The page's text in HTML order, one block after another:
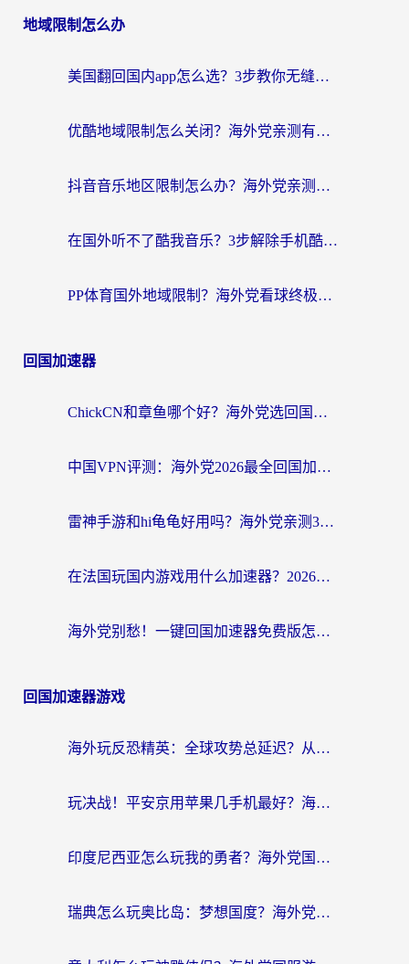
地域限制怎么办
美国翻回国内app怎么选？3步教你无缝刷剧、登12123、访问国内网站
优酷地域限制怎么关闭？海外党亲测有效的追剧加速器选择指南
抖音音乐地区限制怎么办？海外党亲测有效的听歌自由指南
在国外听不了酷我音乐？3步解除手机酷我音乐海外限制，附实测好用加速器
PP体育国外地域限制？海外党看球终极方案：从欧洲杯到奥运会，中文解说不卡顿！
回国加速器
ChickCN和章鱼哪个好？海外党选回国加速器的3个关键维度 + 实用避坑指南
中国VPN评测：海外党2026最全回国加速器选择指南，告别地区限制不踩坑
雷神手游和hi龟龟好用吗？海外党亲测3款回国加速器，教你选对国外到国内加速器
在法国玩国内游戏用什么加速器？2026实测解决延迟卡顿的实用指南
海外党别愁！一键回国加速器免费版怎么选？从踩坑到流畅访问的全攻略
回国加速器游戏
海外玩反恐精英：全球攻势总延迟？从瑞典玩神武4到外国玩黎明觉醒，选对加速器才是关键！
玩决战！平安京用苹果几手机最好？海外党必看的设备+加速器双攻略
印度尼西亚怎么玩我的勇者？海外党国服游戏加速避坑指南（附实况五行师解决方案）
瑞典怎么玩奥比岛：梦想国度？海外党亲测有效的国服游戏加速全攻略